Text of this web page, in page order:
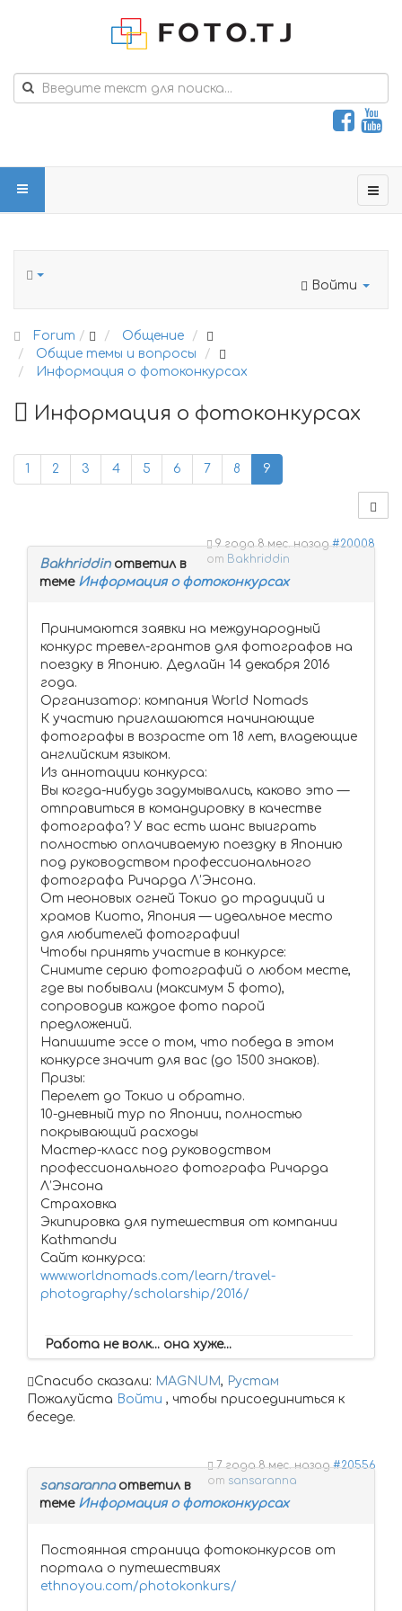
Войти
Forum
Общение
Общие темы и вопросы
Информация о фотоконкурсах
Информация о фотоконкурсах
1 2 3 4 5 6 7 8 9
9 года 8 мес. назад #20008
от Bakhriddin
Bakhriddinответил в
теме Информация о фотоконкурсах
Принимаются заявки на международный
конкурс тревел-грантов для фотографов на
поездку в Японию. Дедлайн 14 декабря 2016
года.
Организатор: компания World Nomads
К участию приглашаются начинающие
фотографы в возрасте от 18 лет, владеющие
английским языком.
Из аннотации конкурса:
Вы когда-нибудь задумывались, каково это —
отправиться в командировку в качестве
фотографа? У вас есть шанс выиграть
полностью оплачиваемую поездку в Японию
под руководством профессионального
фотографа Ричарда Л’Энсона.
От неоновых огней Токио до традиций и
храмов Киото, Япония — идеальное место
для любителей фотографии!
Чтобы принять участие в конкурсе:
Снимите серию фотографий о любом месте,
где вы побывали (максимум 5 фото),
сопроводив каждое фото парой
предложений.
Напишите эссе о том, что победа в этом
конкурсе значит для вас (до 1500 знаков).
Призы:
Перелет до Токио и обратно.
10-дневный тур по Японии, полностью
покрывающий расходы
Мастер-класс под руководством
профессионального фотографа Ричарда
Л’Энсона
Страховка
Экипировка для путешествия от компании
Kathmandu
Сайт конкурса:
www.worldnomads.com/learn/travel-
photography/scholarship/2016/
Работа не волк... она хуже...
Спасибо сказали: MAGNUM, Рустам
Пожалуйста Войти , чтобы присоединиться к
беседе.
7 года 8 мес. назад #20556
от sansaranna
sansarannaответил в
теме Информация о фотоконкурсах
Постоянная страница фотоконкурсов от
портала о путешествиях
ethnoyou.com/photokonkurs/